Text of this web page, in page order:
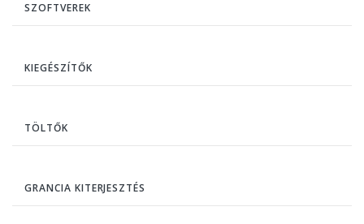
SZOFTVEREK
KIEGÉSZÍTŐK
TÖLTŐK
GRANCIA KITERJESZTÉS